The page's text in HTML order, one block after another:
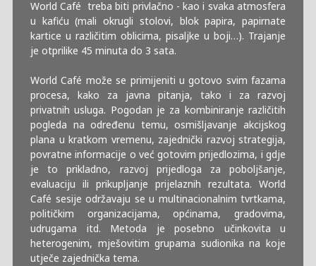
World Café treba biti privlačno - kao i svaka atmosfera
u kafiću (mali okrugli stolovi, blok papira, papirnate
kartice u različitim oblicima, pisaljke u boji…). Trajanje
je otprilike 45 minuta do 3 sata.
World Café može se primijeniti u gotovo svim fazama
procesa, kako za javna pitanja, tako i za razvoj
privatnih usluga. Pogodan je za kombiniranje različitih
pogleda na određenu temu, osmišljavanje akcijskog
plana u kratkom vremenu, zajednički razvoj strategija,
povratne informacije o već gotovim prijedlozima, i gdje
je to prikladno, razvoj prijedloga za poboljšanje,
evaluaciju ili prikupljanje prijelaznih rezultata. World
Café sesije održavaju se u multinacionalnim tvrtkama,
političkim organizacijama, općinama, gradovima,
udrugama itd. Metoda je posebno učinkovita u
heterogenim, mješovitim grupama sudionika na koje
utječe zajednička tema.